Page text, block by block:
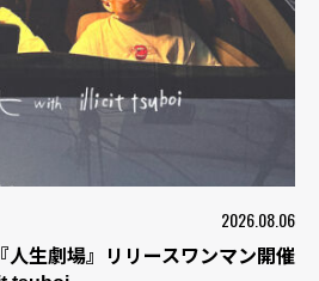
2026.08.06
人生劇場』リリースワンマン開催